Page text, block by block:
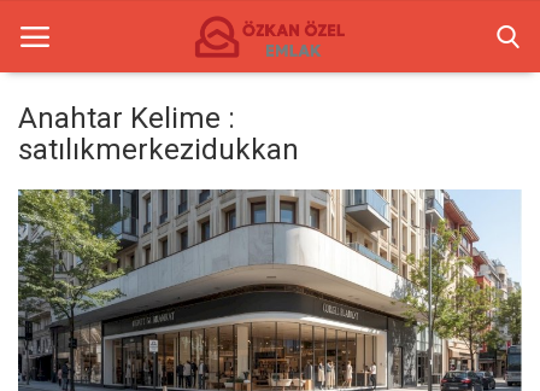
İletişim
Ticari Merkezler
Ticari Gayrimenkul
Anahtar Kelime :
satılıkmerkezidukkan